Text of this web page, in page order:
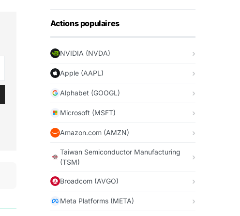
Actions populaires
NVIDIA (NVDA)
Apple (AAPL)
Alphabet (GOOGL)
Microsoft (MSFT)
Amazon.com (AMZN)
Taiwan Semiconductor Manufacturing
(TSM)
Broadcom (AVGO)
Meta Platforms (META)